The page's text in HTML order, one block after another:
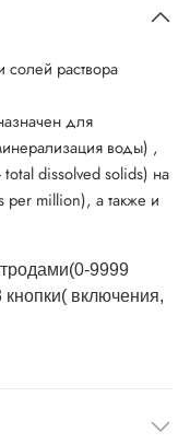
солей раствора
для
воды) ,
dissolved solids) на
million), а также и
9999
кнопки( включения,